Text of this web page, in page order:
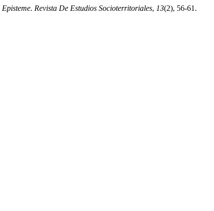
Episteme. Revista De Estudios Socioterritoriales, 13(2), 56-61.